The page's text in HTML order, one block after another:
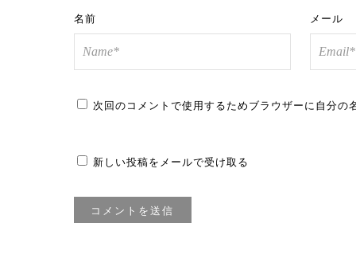
名前 メール
次回のコメントで使用するためブラウザーに自分の
新しい投稿をメールで受け取る